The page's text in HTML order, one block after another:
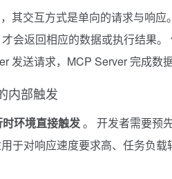
，其交互方式是单向的请求与响
会返回相应的数据或执行结果
发送请求，MCP Server 完成数
内部触发
环境直接触发。 开发者需要预
于对响应速度要求高、任务负载